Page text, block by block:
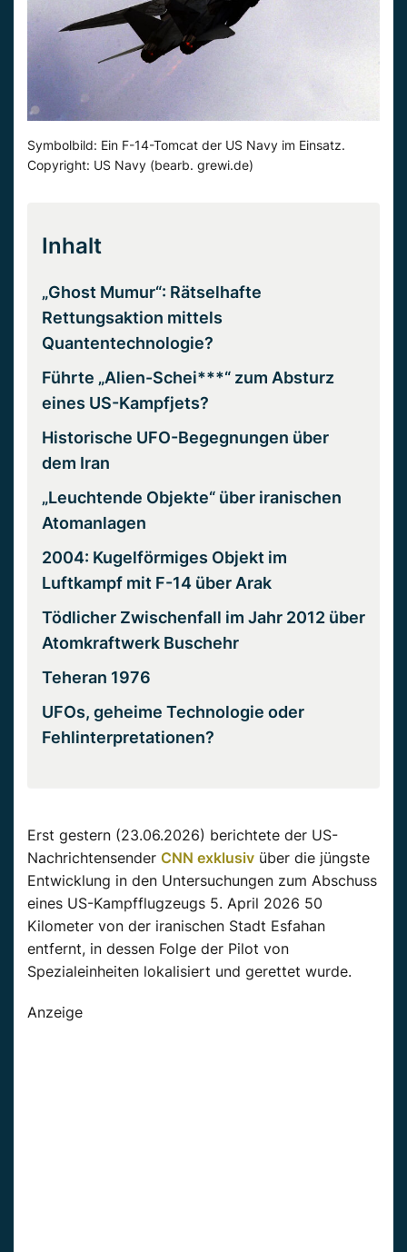
Symbolbild: Ein F-14-Tomcat der US Navy im Einsatz.
Copyright: US Navy (bearb. grewi.de)
Inhalt
„Ghost Mumur“: Rätselhafte
Rettungsaktion mittels
Quantentechnologie?
Führte „Alien-Schei***“ zum Absturz
eines US-Kampfjets?
Historische UFO-Begegnungen über
dem Iran
„Leuchtende Objekte“ über iranischen
Atomanlagen
2004: Kugelförmiges Objekt im
Luftkampf mit F-14 über Arak
Tödlicher Zwischenfall im Jahr 2012 über
Atomkraftwerk Buschehr
Teheran 1976
UFOs, geheime Technologie oder
Fehlinterpretationen?
Erst gestern (23.06.2026) berichtete der US-
Nachrichtensender CNN exklusiv über die jüngste
Entwicklung in den Untersuchungen zum Abschuss
eines US-Kampfflugzeugs 5. April 2026 50
Kilometer von der iranischen Stadt Esfahan
entfernt, in dessen Folge der Pilot von
Spezialeinheiten lokalisiert und gerettet wurde.
Anzeige